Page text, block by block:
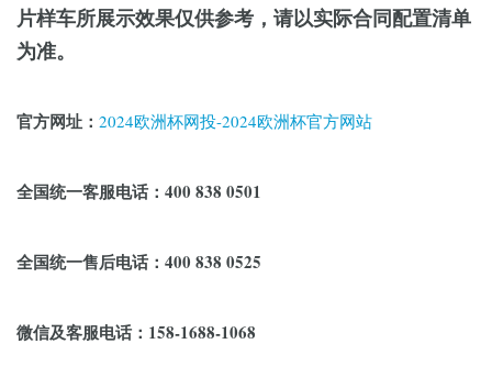
片样车所展示效果仅供参考，请以实际合同配置清单
为准。
官方网址： 2024欧洲杯网投-2024欧洲杯官方网站
全国统一客服电话：400 838 0501
全国统一售后电话：400 838 0525
微信及客服电话：158-1688-1068